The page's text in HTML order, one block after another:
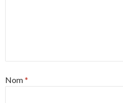
Nom*